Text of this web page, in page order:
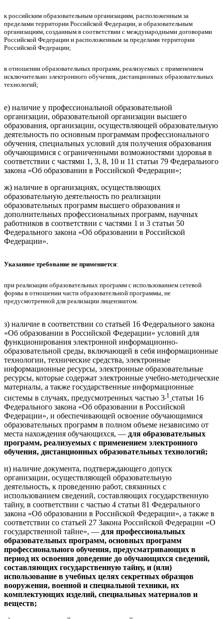
к российским образовательным организациям, расположенным за
пределами территории Российской Федерации, и образовательным
организациям, созданным в соответствии с международными договорами
Российской Федерации и расположенным за пределами территории
Российской Федерации;
в отношении образовательных программ, реализуемых с применением
исключительно электронного обучения, дистанционных образовательных
технологий;
е) наличие у профессиональной образовательной
организации, образовательной организации высшего
образования, организации, осуществляющей образовательную
деятельность по основным программам профессионального
обучения, специальных условий для получения образования
обучающимися с ограниченными возможностями здоровья в
соответствии с частями 1, 3, 8, 10 и 11 статьи 79 Федерального
закона «Об образовании в Российской Федерации»;
ж) наличие в организациях, осуществляющих
образовательную деятельность по реализации
образовательных программ высшего образования и
дополнительных профессиональных программ, научных
работников в соответствии с частями 1 и 3 статьи 50
Федерального закона «Об образовании в Российской
Федерации».
Указанное требование не применяется:
при реализации образовательных программ с использованием сетевой
формы в отношении части образовательной программы, не
предусмотренной для реализации лицензиатом.
з) наличие в соответствии со статьей 16 Федерального закона
«Об образовании в Российской Федерации» условий для
функционирования электронной информационно-
образовательной среды, включающей в себя информационные
технологии, технические средства, электронные
информационные ресурсы, электронные образовательные
ресурсы, которые содержат электронные учебно-методические
материалы, а также государственные информационные
системы в случаях, предусмотренных частью 3 1 статьи 16
Федерального закона «Об образовании в Российской
Федерации», и обеспечивающей освоение обучающимися
образовательных программ в полном объеме независимо от
места нахождения обучающихся, — для образовательных
программ, реализуемых с применением электронного
обучения, дистанционных образовательных технологий;
и) наличие документа, подтверждающего допуск
организации, осуществляющей образовательную
деятельность, к проведению работ, связанных с
использованием сведений, составляющих государственную
тайну, в соответствии с частью 4 статьи 81 Федерального
закона «Об образовании в Российской Федерации», а также в
соответствии со статьей 27 Закона Российской Федерации «О
государственной тайне», — для профессиональных
образовательных программ, основных программ
профессионального обучения, предусматривающих в
период их освоения доведение до обучающихся сведений,
составляющих государственную тайну, и (или)
использование в учебных целях секретных образцов
вооружения, военной и специальной техники, их
комплектующих изделий, специальных материалов и
веществ;